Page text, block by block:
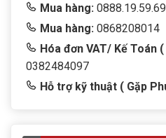
Mua hàng: 0888.19.59.69
Mua hàng: 0868208014
Hóa đơn VAT/ Kế Toán
0382484097
Hỗ trợ kỹ thuật ( Gặp